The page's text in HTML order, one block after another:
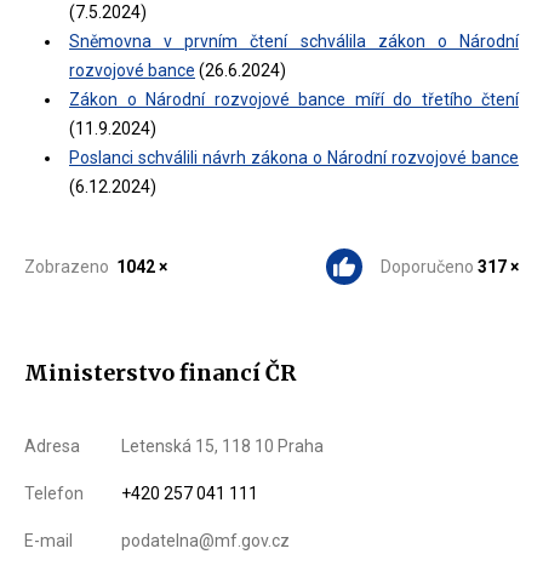
(7.5.2024)
Sněmovna v prvním čtení schválila zákon o Národní
rozvojové bance (26.6.2024)
Zákon o Národní rozvojové bance míří do třetího čtení
(11.9.2024)
Poslanci schválili návrh zákona o Národní rozvojové bance
(6.12.2024)
Zobrazeno 1042 × Doporučeno 317 ×
Ministerstvo financí ČR
Adresa Letenská 15, 118 10 Praha
Telefon +420 257 041 111
E-mail podatelna@mf.gov.cz